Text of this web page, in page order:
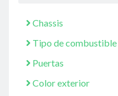
Chassis
Tipo de combustible
Puertas
Color exterior